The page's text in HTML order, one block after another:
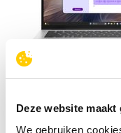
Deze website
We gebruiken